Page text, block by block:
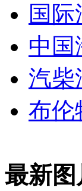
国
中国
汽柴
布伦
最新